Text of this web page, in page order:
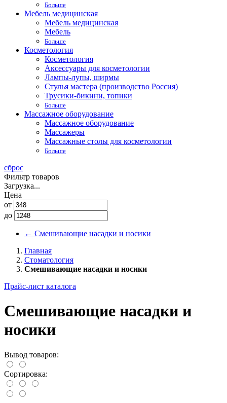
Больше
Мебель медицинская
Мебель медицинская
Мебель
Больше
Косметология
Косметология
Аксессуары для косметологии
Лампы-лупы, ширмы
Стулья мастера (производство Россия)
Трусики-бикини, топики
Больше
Массажное оборудование
Массажное оборудование
Массажеры
Массажные столы для косметологии
Больше
сброс
Фильтр товаров
Загрузка...
Цена
от
до
← Смешивающие насадки и носики
Главная
Стоматология
Смешивающие насадки и носики
Прайс-лист каталога
Смешивающие насадки и
носики
Вывод товаров:
Сортировка: